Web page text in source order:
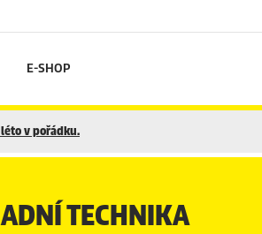
E-SHOP
v pořádku.
TECHNIKA